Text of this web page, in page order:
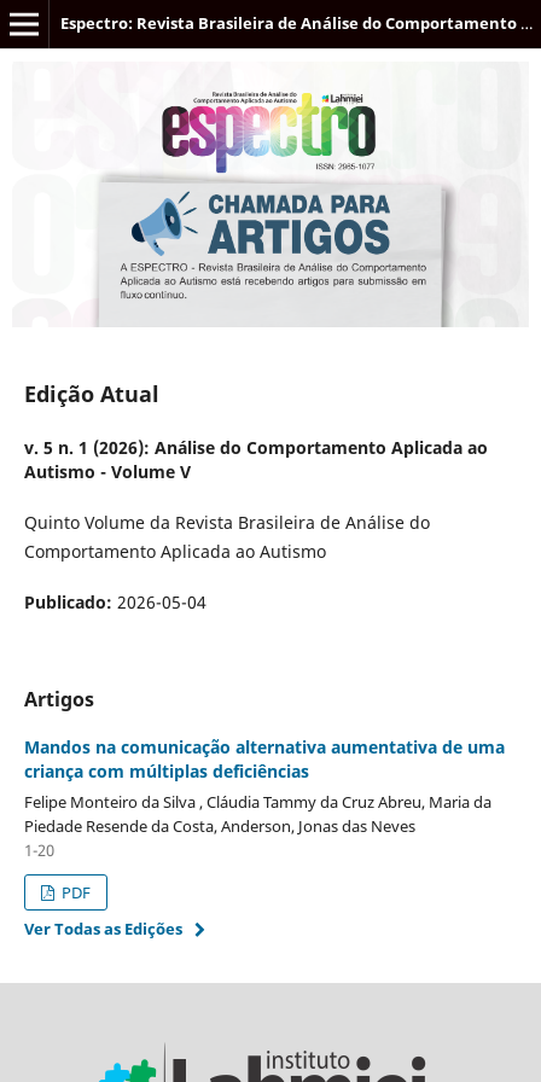
Espectro: Revista Brasileira de Análise do Comportamento Aplicada ao Autismo
Edição Atual
v. 5 n. 1 (2026): Análise do Comportamento Aplicada ao
Autismo - Volume V
Quinto Volume da Revista Brasileira de Análise do
Comportamento Aplicada ao Autismo
Publicado: 2026-05-04
Artigos
Mandos na comunicação alternativa aumentativa de uma
criança com múltiplas deficiências
Felipe Monteiro da Silva , Cláudia Tammy da Cruz Abreu, Maria da
Piedade Resende da Costa, Anderson, Jonas das Neves
1-20
PDF
Ver Todas as Edições